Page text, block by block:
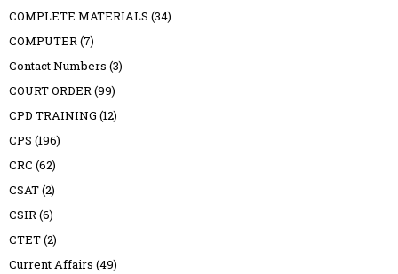
COMPLETE MATERIALS (34)
COMPUTER(7)
Contact Numbers (3)
COURT ORDER(99)
CPD TRAINING (12)
CPS (196)
CRC (62)
CSAT(2)
CSIR(6)
CTET(2)
Current Affairs (49)